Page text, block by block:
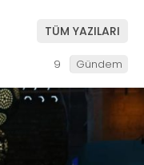
TÜM YAZILARI
9 Gündem